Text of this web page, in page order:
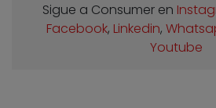
Sigue a Consumer en
Facebook, Linkedin,
Youtube